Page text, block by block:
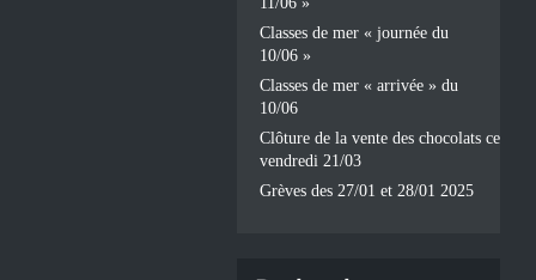
Classes de mer « journée du
10/06 »
Classes de mer « arrivée » du
10/06
Clôture de la vente des chocolats ce
vendredi 21/03
Grèves des 27/01 et 28/01 2025